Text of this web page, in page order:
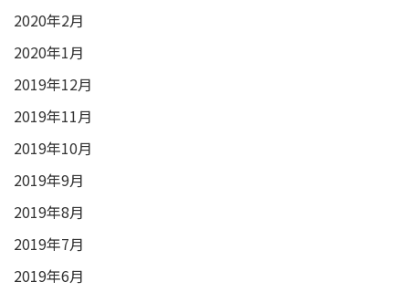
2020年2月
2020年1月
2019年12月
2019年11月
2019年10月
2019年9月
2019年8月
2019年7月
2019年6月